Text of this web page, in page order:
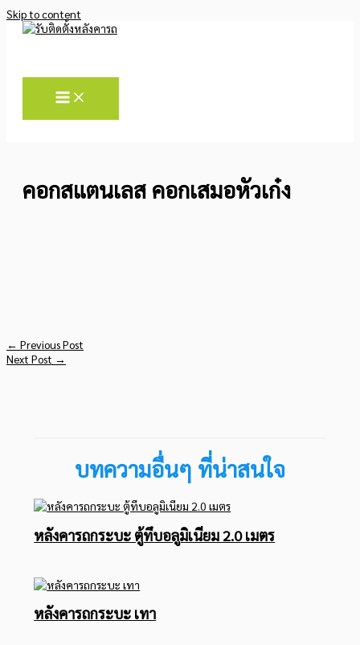
Skip to content
คอกสแตนเลส คอกเสมอหัวเก๋ง
← Previous Post
Next Post →
บทความอื่นๆ ที่น่าสนใจ
หลังคารถกระบะ ตู้ทึบอลูมิเนียม 2.0 เมตร
หลังคารถกระบะ เทา